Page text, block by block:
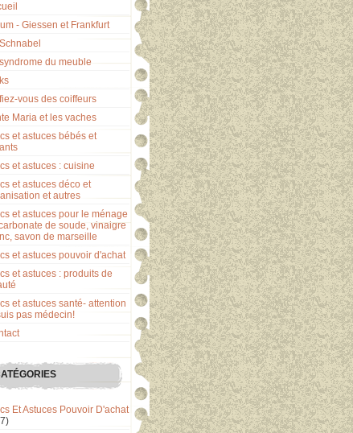
- Giessen et Frankfurt
du meuble
vous des coiffeurs
Maria et les vaches
et astuces bébés et
et astuces : cuisine
et astuces déco et
et autres
et astuces pour le ménage
de soude, vinaigre
savon de marseille
et astuces pouvoir d'achat
et astuces : produits de
et astuces santé- attention
pas médecin!
Et Astuces Pouvoir D'achat